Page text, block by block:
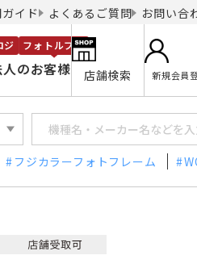
イド よくあるご質問 お問い合
のお客様
ジ フォトルプロ
店舗検索 新規会員
フジカラーフォトフレーム